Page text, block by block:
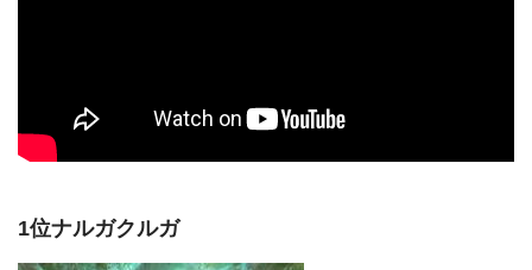
1位ナルガクルガ